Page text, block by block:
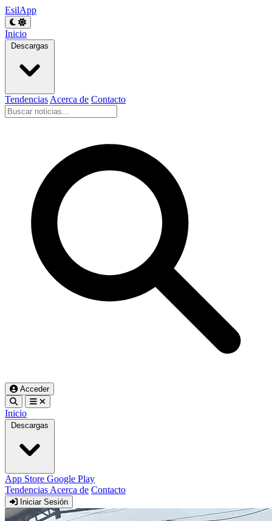
EsilApp
Inicio
Descargas
Tendencias Acerca de Contacto
Acceder
Inicio
Descargas
App Store Google Play
Tendencias Acerca de Contacto
Iniciar Sesión